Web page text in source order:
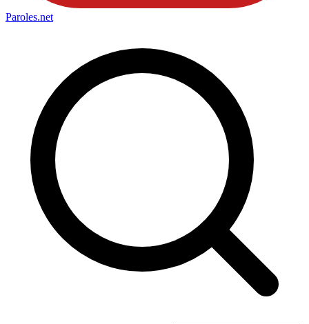
Paroles.net